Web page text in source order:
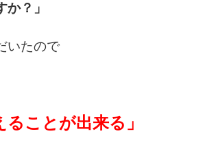
か？」
いたので
ることが出来る」